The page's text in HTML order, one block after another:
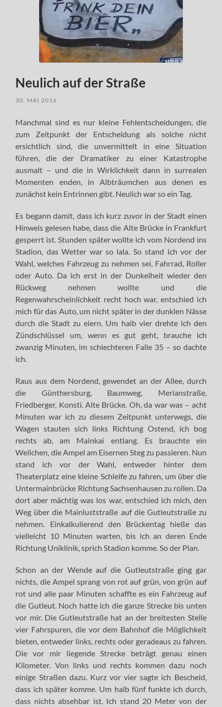
Neulich auf der Straße
30. MAI 2016
Manchmal sind es nur kleine Fehlentscheidungen, die
zum Zeitpunkt der Entscheidung als solche nicht
ersichtlich sind, die unvermittelt in eine Situation
führen, die der Dramatiker zu einer Katastrophe
ausmalt – und die in Wirklichkeit dann in surrealen
Momenten enden, in Albträumchen aus denen es
zunächst kein Entrinnen gibt. Neulich war so ein Tag.
Es begann damit, dass ich kurz zuvor in der Stadt einen
Hinweis gelesen habe, dass die Alte Brücke in Frankfurt
gesperrt ist. Stunden später wollte ich vom Nordend ins
Stadion, das Wetter war so lala. So stand ich vor der
Wahl, welches Fahrzeug zu nehmen sei, Fahrrad, Roller
oder Auto. Da ich erst in der Dunkelheit wieder den
Rückweg nehmen wollte und die
Regenwahrscheinlichkeit recht hoch war, entschied ich
mich für das Auto, um nicht später in der dunklen Nässe
durch die Stadt zu eiern. Um halb vier drehte ich den
Zündschlüssel um, wenn es gut geht, brauche ich
zwanzig Minuten, im schlechteren Falle 35 – so dachte
ich.
Raus aus dem Nordend, gewendet an der Allee, durch
die Günthersburg, Baumweg, Merianstraße,
Friedberger, Konsti. Alte Brücke. Oh, da war was – acht
Minuten war ich zu diesem Zeitpunkt unterwegs, die
Wagen stauten sich links Richtung Ostend, ich bog
rechts ab, am Mainkai entlang. Es brauchte ein
Weilchen, die Ampel am Eisernen Steg zu passieren. Nun
stand ich vor der Wahl, entweder hinter dem
Theaterplatz eine kleine Schleife zu fahren, um über die
Untermainbrücke Richtung Sachsenhausen zu rollen. Da
dort aber mächtig was los war, entschied ich mich, den
Weg über die Mainluststraße auf die Gutleutstraße zu
nehmen. Einkalkulierend den Brückentag hieße das
vielleicht 10 Minuten warten, bis ich an deren Ende
Richtung Uniklinik, sprich Stadion komme. So der Plan.
Schon an der Wende auf die Gutleutstraße ging gar
nichts, die Ampel sprang von rot auf grün, von grün auf
rot und alle paar Minuten schaffte es ein Fahrzeug auf
die Gutleut. Noch hatte ich die ganze Strecke bis unten
vor mir. Die Gutleutstraße hat an der breitesten Stelle
vier Fahrspuren, die vor dem Bahnhof die Möglichkeit
bieten, entweder links, rechts oder geradeaus zu fahren.
Die vor mir liegende Strecke beträgt genau einen
Kilometer. Von links und rechts kommen dazu noch
einige Straßen dazu. Kurz vor vier sagte ich Bescheid,
dass ich später komme. Um halb fünf funkte ich durch,
dass nichts absehbar ist. Ich stand 20 Meter von der